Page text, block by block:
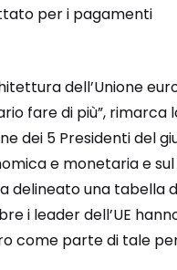
per i pagamenti
dell’Unione
fare di più”, rimarca
dei 5 Presidenti del
e monetaria e
delineato una tabella
i leader dell’UE
come parte di tale